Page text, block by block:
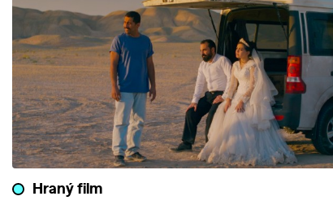
Hraný film